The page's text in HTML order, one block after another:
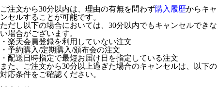
ご注文から30分以内は、理由の有無を問わず購入履歴からキャ
ンセルすることが可能です。
ただし以下の場合においては、30分以内でもキャンセルできな
い場合がございます。
・楽天会員登録を利用していない注文
・予約購入/定期購入/頒布会の注文
・配送日時指定で最短お届け日を指定している注文
また、ご注文から30分以上過ぎた場合のキャンセルは、以下の
対応条件をご確認ください。